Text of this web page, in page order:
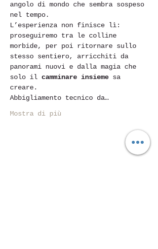
angolo di mondo che sembra sospeso
nel tempo.
L’esperienza non finisce lì:
proseguiremo tra le colline
morbide, per poi ritornare sullo
stesso sentiero, arricchiti da
panorami nuovi e dalla magia che
solo il camminare insieme sa
creare.
Abbigliamento tecnico da…
Mostra di più